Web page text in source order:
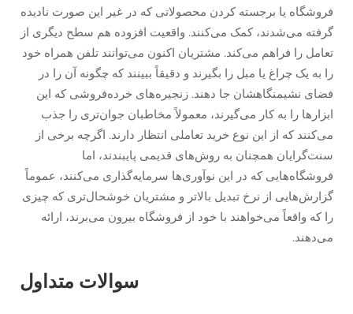
فروشگاه یا برجسته کردن محصولاتی که در غیر این صورت نادیده
گرفته می‌شدند، کمک می‌کنند. واقعیت افزوده هم سطح دیگری از
تعامل را فراهم می‌کند. مشتریان اکنون می‌توانند تلفن همراه خود
را به یک چراغ یا مبل را بگیرند و دقیقاً ببینند که چگونه آن را در
فضای نشیمنگاهشان جا دهند. زنجیره‌های خرده‌فروشی که این
ابزارها را به کار می‌گیرند، معمولاً مخاطبان جوان‌تری را جذب
می‌کنند که از این نوع خرید تعاملی انتظار دارند. اگرچه برخی از
سنت‌گرایان همچنان به روش‌های قدیمی پایبندند، اما
فروشگاه‌هایی که در این نوآوری‌ها سرمایه‌گذاری می‌کنند، عموماً
گزارش‌هایی از نرخ تبدیل بالاتر و مشتریان خوشحال‌تری که چیزی
را که واقعاً می‌خواهند با خود از فروشگاه بیرون می‌برند، ارائه
می‌دهند.
‫سوالات متداول‬